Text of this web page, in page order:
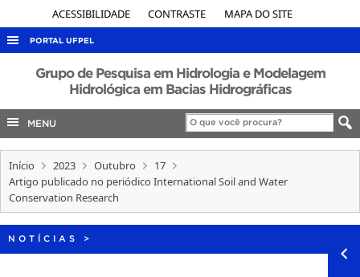
ACESSIBILIDADE CONTRASTE MAPA DO SITE
PORTAL UFPEL
ACESSO À INFORMAÇÃO
AUDITORIA
COBALTO
CONCURSOS
EDITAIS
INTERNACIONAL
Grupo de Pesquisa em Hidrologia e Modelagem
Hidrológica em Bacias Hidrográficas
MENU
Início 2023 Outubro
17
Artigo publicado no periódico International Soil and Water
Conservation Research
NOTÍCIAS >